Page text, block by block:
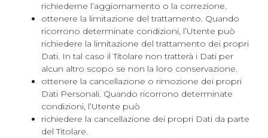
richiederne l’aggiornamento o la correzione.
ottenere la limitazione del trattamento. Quando
ricorrono determinate condizioni, l’Utente può
richiedere la limitazione del trattamento dei propri
Dati. In tal caso il Titolare non tratterà i Dati per
alcun altro scopo se non la loro conservazione.
ottenere la cancellazione o rimozione dei propri
Dati Personali. Quando ricorrono determinate
condizioni, l’Utente può
richiedere la cancellazione dei propri Dati da parte
del Titolare.